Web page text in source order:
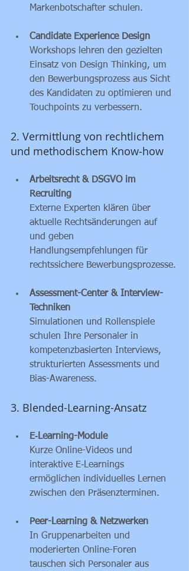
Markenbotschafter schulen.
Candidate Experience Design
Workshops lehren den gezielten
Einsatz von Design Thinking, um
den Bewerbungsprozess aus Sicht
des Kandidaten zu optimieren und
Touchpoints zu verbessern.
2. Vermittlung von rechtlichem
und methodischem Know‑how
Arbeitsrecht & DSGVO im
Recruiting
Externe Experten klären über
aktuelle Rechts­änderungen auf
und geben
Handlungsempfehlungen für
rechts­sichere Bewerbungsprozesse.
Assessment-Center & Interview-
Techniken
Simulationen und Rollenspiele
schulen Ihre Personaler in
kompetenzbasierten Interviews,
strukturierten Assessments und
Bias-Awareness.
3. Blended-Learning-Ansatz
E‑Learning-Module
Kurze Online-Videos und
interaktive E‑Learnings
ermöglichen individuelles Lernen
zwischen den Präsenzterminen.
Peer-Learning & Netzwerken
In Gruppenarbeiten und
moderierten Online-Foren
tauschen sich Personaler aus